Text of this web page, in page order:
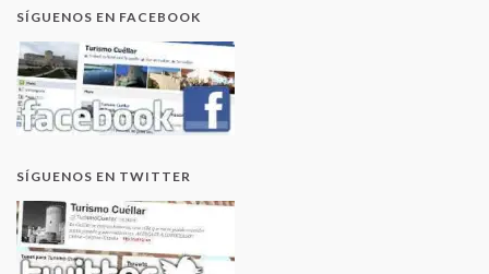
SÍGUENOS EN FACEBOOK
SÍGUENOS EN TWITTER